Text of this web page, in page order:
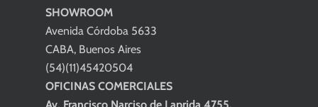
SHOWROOM
Avenida Córdoba 5633
CABA, Buenos Aires
(54)(11)45420504
OFICINAS COMERCIALES